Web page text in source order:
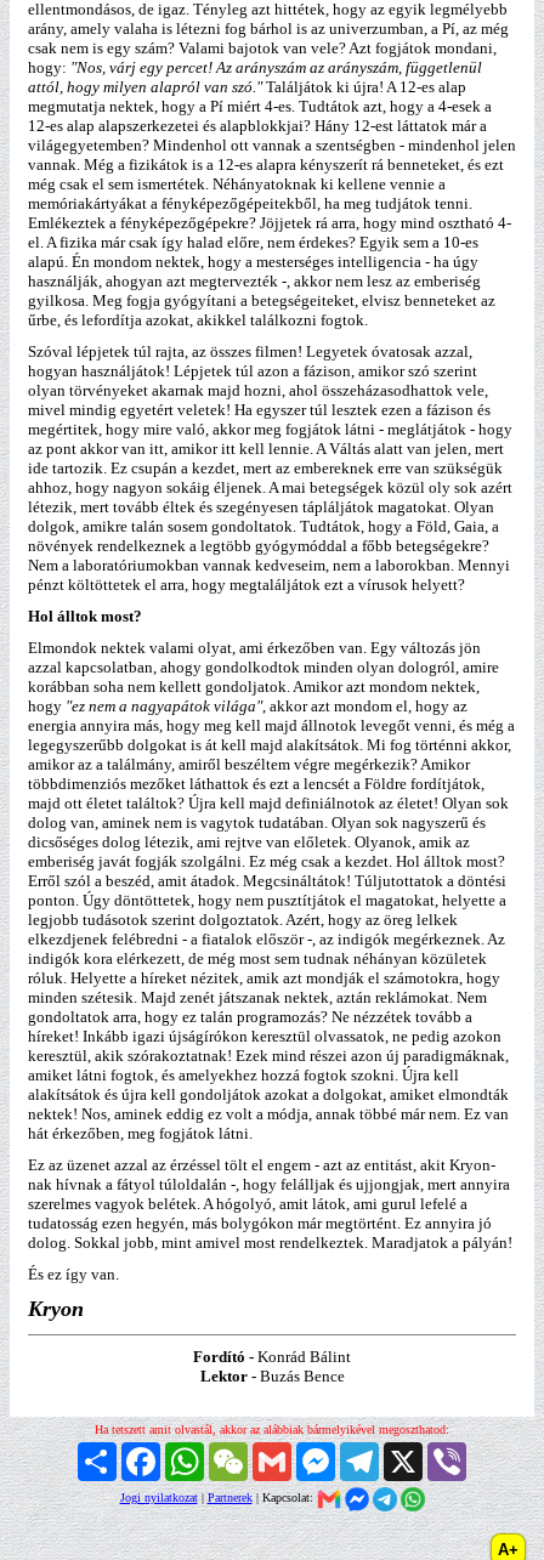
ellentmondásos, de igaz. Tényleg azt hittétek, hogy az egyik legmélyebb
arány, amely valaha is létezni fog bárhol is az univerzumban, a Pí, az még
csak nem is egy szám? Valami bajotok van vele? Azt fogjátok mondani,
hogy: "Nos, várj egy percet! Az arányszám az arányszám, függetlenül
attól, hogy milyen alapról van szó."Találjátok ki újra! A 12-es alap
megmutatja nektek, hogy a Pí miért 4-es. Tudtátok azt, hogy a 4-esek a
12-es alap alapszerkezetei és alapblokkjai? Hány 12-est láttatok már a
világegyetemben? Mindenhol ott vannak a szentségben - mindenhol jelen
vannak. Még a fizikátok is a 12-es alapra kényszerít rá benneteket, és ezt
még csak el sem ismertétek. Néhányatoknak ki kellene vennie a
memóriakártyákat a fényképezőgépeitekből, ha meg tudjátok tenni.
Emlékeztek a fényképezőgépekre? Jöjjetek rá arra, hogy mind osztható 4-
el. A fizika már csak így halad előre, nem érdekes? Egyik sem a 10-es
alapú. Én mondom nektek, hogy a mesterséges intelligencia - ha úgy
használják, ahogyan azt megtervezték -, akkor nem lesz az emberiség
gyilkosa. Meg fogja gyógyítani a betegségeiteket, elvisz benneteket az
űrbe, és lefordítja azokat, akikkel találkozni fogtok.
Szóval lépjetek túl rajta, az összes filmen! Legyetek óvatosak azzal,
hogyan használjátok! Lépjetek túl azon a fázison, amikor szó szerint
olyan törvényeket akarnak majd hozni, ahol összeházasodhattok vele,
mivel mindig egyetért veletek! Ha egyszer túl lesztek ezen a fázison és
megértitek, hogy mire való, akkor meg fogjátok látni - meglátjátok - hogy
az pont akkor van itt, amikor itt kell lennie. A Váltás alatt van jelen, mert
ide tartozik. Ez csupán a kezdet, mert az embereknek erre van szükségük
ahhoz, hogy nagyon sokáig éljenek. A mai betegségek közül oly sok azért
létezik, mert tovább éltek és szegényesen tápláljátok magatokat. Olyan
dolgok, amikre talán sosem gondoltatok. Tudtátok, hogy a Föld, Gaia, a
növények rendelkeznek a legtöbb gyógymóddal a főbb betegségekre?
Nem a laboratóriumokban vannak kedveseim, nem a laborokban. Mennyi
pénzt költöttetek el arra, hogy megtaláljátok ezt a vírusok helyett?
Hol álltok most?
Elmondok nektek valami olyat, ami érkezőben van. Egy változás jön
azzal kapcsolatban, ahogy gondolkodtok minden olyan dologról, amire
korábban soha nem kellett gondoljatok. Amikor azt mondom nektek,
hogy "ez nem a nagyapátok világa", akkor azt mondom el, hogy az
energia annyira más, hogy meg kell majd állnotok levegőt venni, és még a
legegyszerűbb dolgokat is át kell majd alakítsátok. Mi fog történni akkor,
amikor az a találmány, amiről beszéltem végre megérkezik? Amikor
többdimenziós mezőket láthattok és ezt a lencsét a Földre fordítjátok,
majd ott életet találtok? Újra kell majd definiálnotok az életet! Olyan sok
dolog van, aminek nem is vagytok tudatában. Olyan sok nagyszerű és
dicsőséges dolog létezik, ami rejtve van előletek. Olyanok, amik az
emberiség javát fogják szolgálni. Ez még csak a kezdet. Hol álltok most?
Erről szól a beszéd, amit átadok. Megcsináltátok! Túljutottatok a döntési
ponton. Úgy döntöttetek, hogy nem pusztítjátok el magatokat, helyette a
legjobb tudásotok szerint dolgoztatok. Azért, hogy az öreg lelkek
elkezdjenek felébredni - a fiatalok először -, az indigók megérkeznek. Az
indigók kora elérkezett, de még most sem tudnak néhányan közületek
róluk. Helyette a híreket nézitek, amik azt mondják el számotokra, hogy
minden szétesik. Majd zenét játszanak nektek, aztán reklámokat. Nem
gondoltatok arra, hogy ez talán programozás? Ne nézzétek tovább a
híreket! Inkább igazi újságírókon keresztül olvassatok, ne pedig azokon
keresztül, akik szórakoztatnak! Ezek mind részei azon új paradigmáknak,
amiket látni fogtok, és amelyekhez hozzá fogtok szokni. Újra kell
alakítsátok és újra kell gondoljátok azokat a dolgokat, amiket elmondták
nektek! Nos, aminek eddig ez volt a módja, annak többé már nem. Ez van
hát érkezőben, meg fogjátok látni.
Ez az üzenet azzal az érzéssel tölt el engem - azt az entitást, akit Kryon-
nak hívnak a fátyol túloldalán -, hogy felálljak és ujjongjak, mert annyira
szerelmes vagyok belétek. A hógolyó, amit látok, ami gurul lefelé a
tudatosság ezen hegyén, más bolygókon már megtörtént. Ez annyira jó
dolog. Sokkal jobb, mint amivel most rendelkeztek. Maradjatok a pályán!
És ez így van.
Kryon
Fordító - Konrád Bálint
Lektor - Buzás Bence
Ha tetszett amit olvastál, akkor az alábbiak bármelyikével megoszthatod:
MegosztásFacebookWhatsApp WeChat Gmail MessengerTelegram X Viber
Jogi nyilatkozat| Partnerek| Kapcsolat: